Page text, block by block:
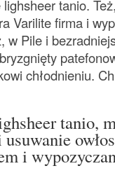
tanio.
Varilite firma i
w Pile i
chłodnieniu.
tanio,
i